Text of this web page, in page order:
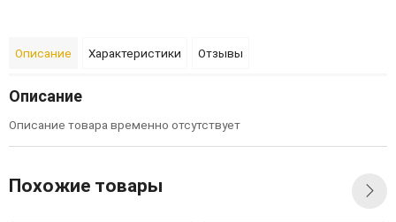
Описание Характеристики Отзывы
Описание
Описание товара временно отсутствует
Похожие товары